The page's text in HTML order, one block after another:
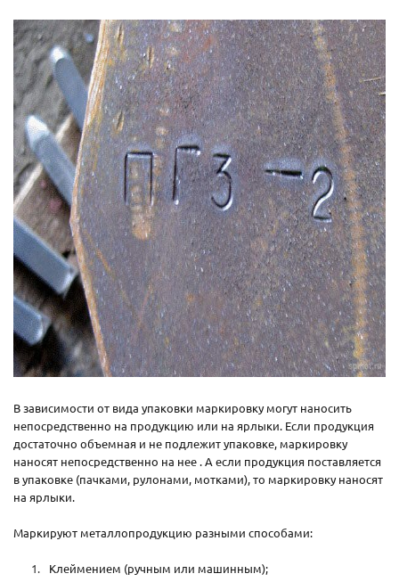
В зависимости от вида упаковки маркировку могут наносить
непосредственно на продукцию или на ярлыки. Если продукция
достаточно объемная и не подлежит упаковке, маркировку
наносят непосредственно на нее . А если продукция поставляется
в упаковке (пачками, рулонами, мотками), то маркировку наносят
на ярлыки.
Маркируют металлопродукцию разными способами:
Клеймением (ручным или машинным);